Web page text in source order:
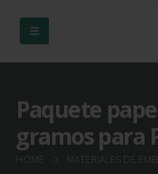
Paquete
gramos para
HOME MATERIALES DE